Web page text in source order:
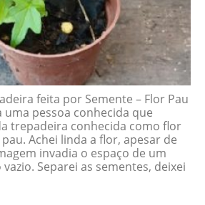
feita por Semente – Flor Pau
uma pessoa conhecida que
trepadeira conhecida como flor
Achei linda a flor, apesar de
invadia o espaço de um
Separei as sementes, deixei